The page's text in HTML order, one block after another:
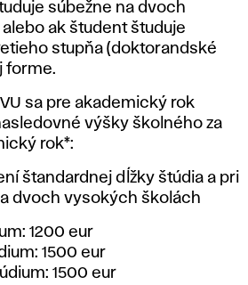
súbežne na dvoch
ak študent študuje
stupňa (doktorandské
forme.
sa pre akademický rok
výšky školného za
rok*:
štandardnej dĺžky štúdia a pri
dvoch vysokých školách
1200 eur
1500 eur
1500 eur